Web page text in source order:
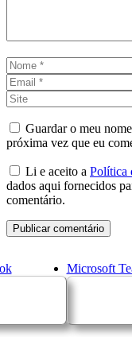
Nome
Guardar o meu
próxima vez que eu
Li e aceito a Política
dados aqui fornecidos
comentário.
Microsoft